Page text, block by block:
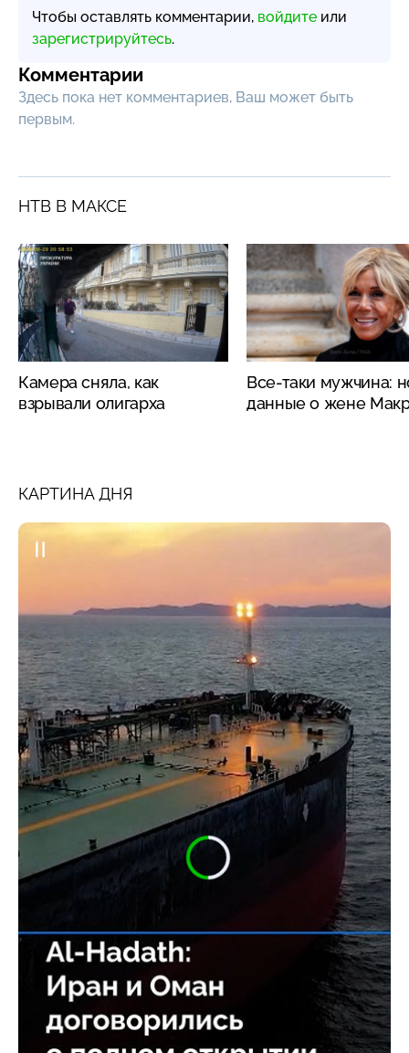
Чтобы оставлять комментарии, войдите или
зарегистрируйтесь.
Комментарии
Здесь пока нет комментариев, Ваш может быть
первым.
НТВ В МАКСЕ
Камера сняла, как
взрывали олигарха
Все-таки мужчина:
данные о жене
КАРТИНА ДНЯ